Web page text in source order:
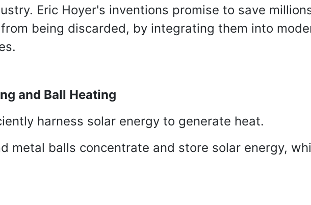
Eric Hoyer's inventions promise to save
being discarded, by integrating them into
and Ball Heating
harness solar energy to generate heat.
metal balls concentrate and store solar energy,